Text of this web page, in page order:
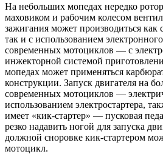
На небольших мопедах нередко
маховиком и рабочим колесом
зажигания может производиться
так и с использованием
современных мотоциклов — с
инжекторной системой
мопедах может применяться
конструкции. Запуск двигателя на
современных мотоциклов —
использованием электростартера,
имеет «кик-стартер» — пусковая
резко надавить ногой для запуска
должной сноровке кик-стартером
мотоцикл.